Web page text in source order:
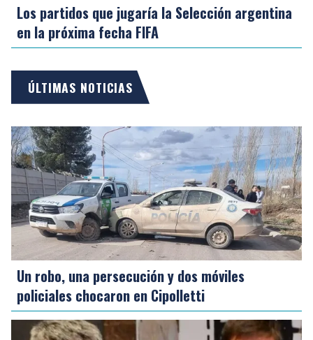
Los partidos que jugaría la Selección argentina
en la próxima fecha FIFA
ÚLTIMAS NOTICIAS
Un robo, una persecución y dos móviles
policiales chocaron en Cipolletti